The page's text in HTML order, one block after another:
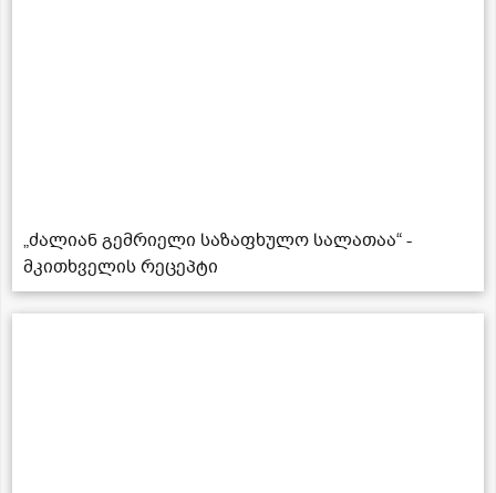
„ძალიან გემრიელი საზაფხულო სალათაა“ -
მკითხველის რეცეპტი